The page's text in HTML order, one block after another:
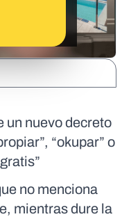
un nuevo decreto
“okupar” o
no menciona
mientras dure la